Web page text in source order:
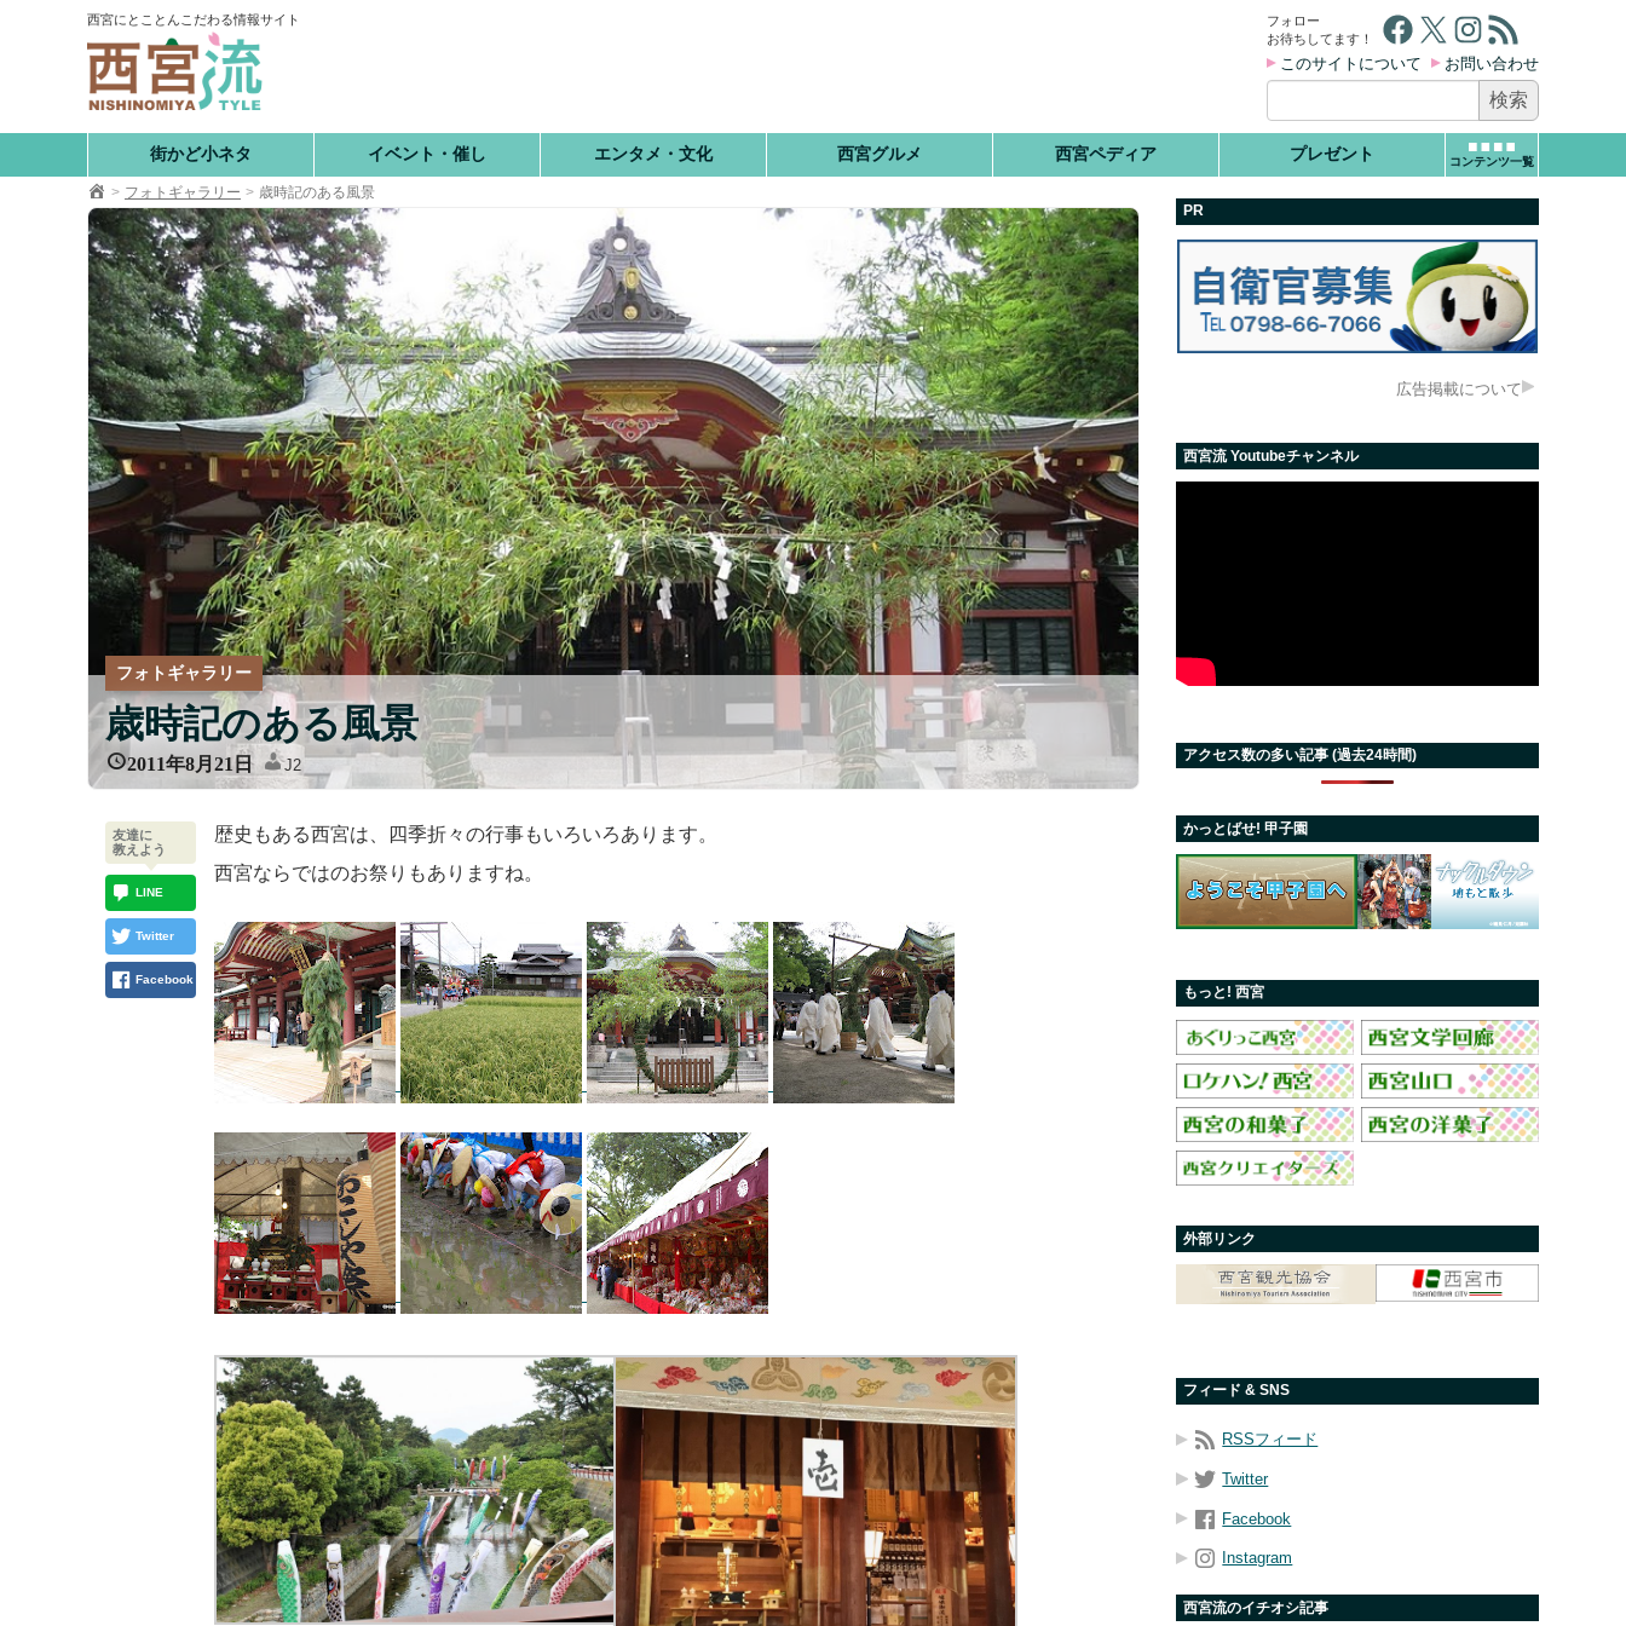
西宮にとことんこだわる情報サイト
街かど小ネタ イベント・催し エンタメ・文化 西宮グルメ 西宮ペディア プレゼント コンテンツ一覧
フォロー
お待ちしてます！
Facebook X Instagram RSS フィード
このサイトについて お問い合わせ
索:
フォトギャラリー 歳時記のある風景
フォトギャラリー
歳時記のある風景
2011年8月21日 J2
歴史もある西宮は、四季折々の行事もいろいろあります。
西宮ならではのお祭りもありますね。
友達に
教えよう
LINE
Twitter
Facebook
PR
広告掲載について
西宮流 Youtubeチャンネル
アクセス数の多い記事 (過去24時間)
かっとばせ! 甲子園
もっと! 西宮
外部リンク
フィード & SNS
RSSフィード
Twitter
Facebook
Instagram
西宮流のイチオシ記事